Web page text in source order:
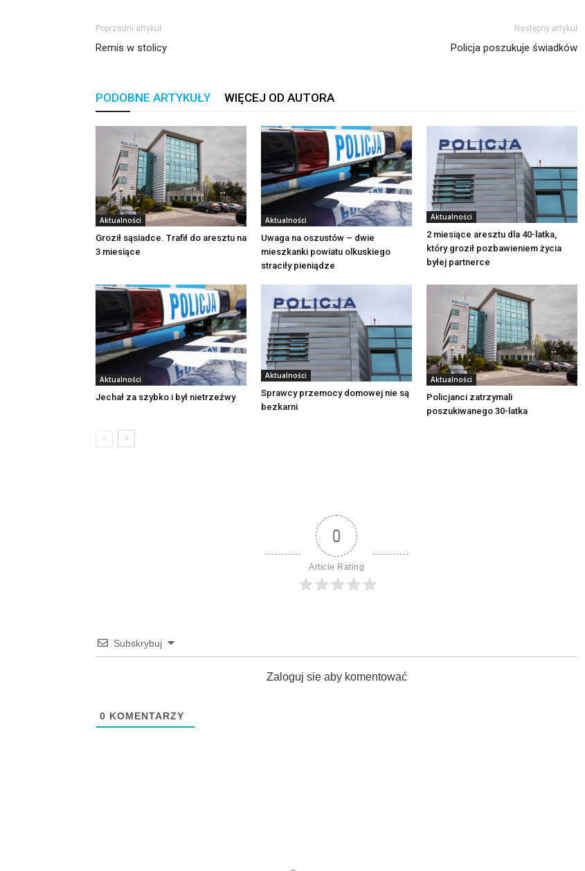
Poprzedni artykuł
Remis w stolicy
Następny artykuł
Policja poszukuje świadków
PODOBNE ARTYKUŁY WIĘCEJ OD AUTORA
Aktualności
Groził sąsiadce. Trafił do aresztu na
3 miesiące
Aktualności
Uwaga na oszustów – dwie
mieszkanki powiatu olkuskiego
straciły pieniądze
Aktualności
2 miesiące aresztu dla 40-latka,
który groził pozbawieniem życia
byłej partnerce
Aktualności
Jechał za szybko i był nietrzeźwy
Aktualności
Sprawcy przemocy domowej nie są
bezkarni
Aktualności
Policjanci zatrzymali
poszukiwanego 30-latka
0
Article Rating
Subskrybuj
Zaloguj sie aby komentować
0 KOMENTARZY